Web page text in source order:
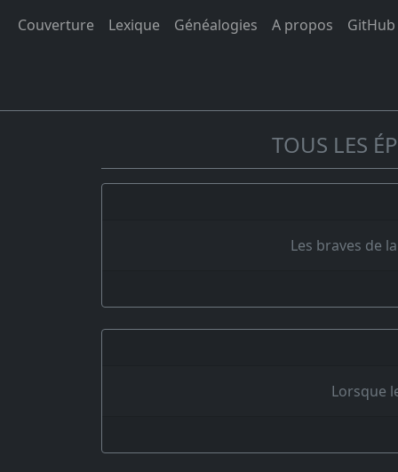
Couverture Lexique Généalogies A propos GitHub
TOUS LES
Les braves de
Lorsque